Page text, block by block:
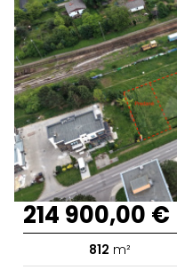
214 900,00 €
812 m²